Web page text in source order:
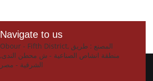
Navigate to us
Obour - Fifth District, المصنع : طريق
منطقة انشاص الصناعية - ش محطن الندى,
الشرقية - مصر